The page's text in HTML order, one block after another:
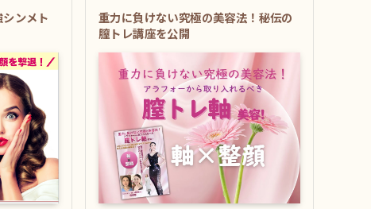
ンメト
重力に負けない究極の美容法！秘伝の
膣トレ講座を公開